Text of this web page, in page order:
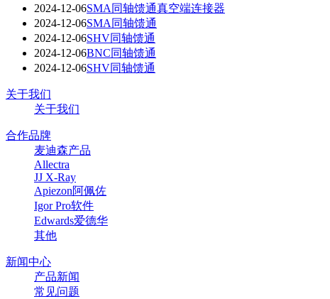
2024-12-06SMA同轴馈通真空端连接器
2024-12-06SMA同轴馈通
2024-12-06SHV同轴馈通
2024-12-06BNC同轴馈通
2024-12-06SHV同轴馈通
关于我们
关于我们
合作品牌
麦迪森产品
Allectra
JJ X-Ray
Apiezon阿佩佐
Igor Pro软件
Edwards爱德华
其他
新闻中心
产品新闻
常见问题